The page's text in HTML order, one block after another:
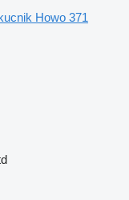
Howo 371